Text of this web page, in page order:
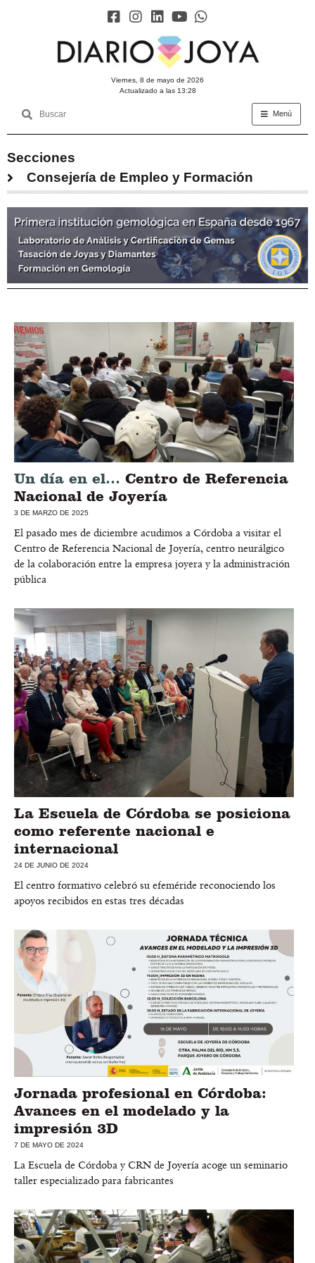
viernes, 8 de mayo de 2026
Actualizado a las 13:28
Menú
Secciones
Consejería de Empleo y Formación
Un día en el… Centro de Referencia
Nacional de Joyería
3 DE MARZO DE 2025
El pasado mes de diciembre acudimos a Córdoba a visitar el
Centro de Referencia Nacional de Joyería, centro neurálgico
de la colaboración entre la empresa joyera y la administración
pública
La Escuela de Córdoba se posiciona
como referente nacional e
internacional
24 DE JUNIO DE 2024
El centro formativo celebró su efeméride reconociendo los
apoyos recibidos en estas tres décadas
Jornada profesional en Córdoba:
Avances en el modelado y la
impresión 3D
7 DE MAYO DE 2024
La Escuela de Córdoba y CRN de Joyería acoge un seminario
taller especializado para fabricantes